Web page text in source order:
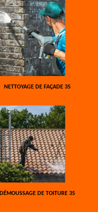
NETTOYAGE DE FAÇADE 35
DÉMOUSSAGE DE TOITURE 35